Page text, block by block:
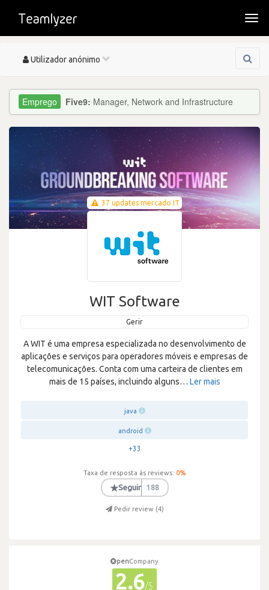
Toggle
Utilizador anónimo
Five9: Manager, Network and Infrastructure
37 updates mercado IT
WIT Software
Gerir
A WIT é uma empresa especializada no desenvolvimento de
aplicações e serviços para operadores móveis e empresas de
telecomunicações. Conta com uma carteira de clientes em
mais de 15 países, incluindo alguns… Ler mais
java
android
+33
Taxa de resposta às reviews: 0%
★Seguir 188
Pedir review (4)
penCompany
2.6/5